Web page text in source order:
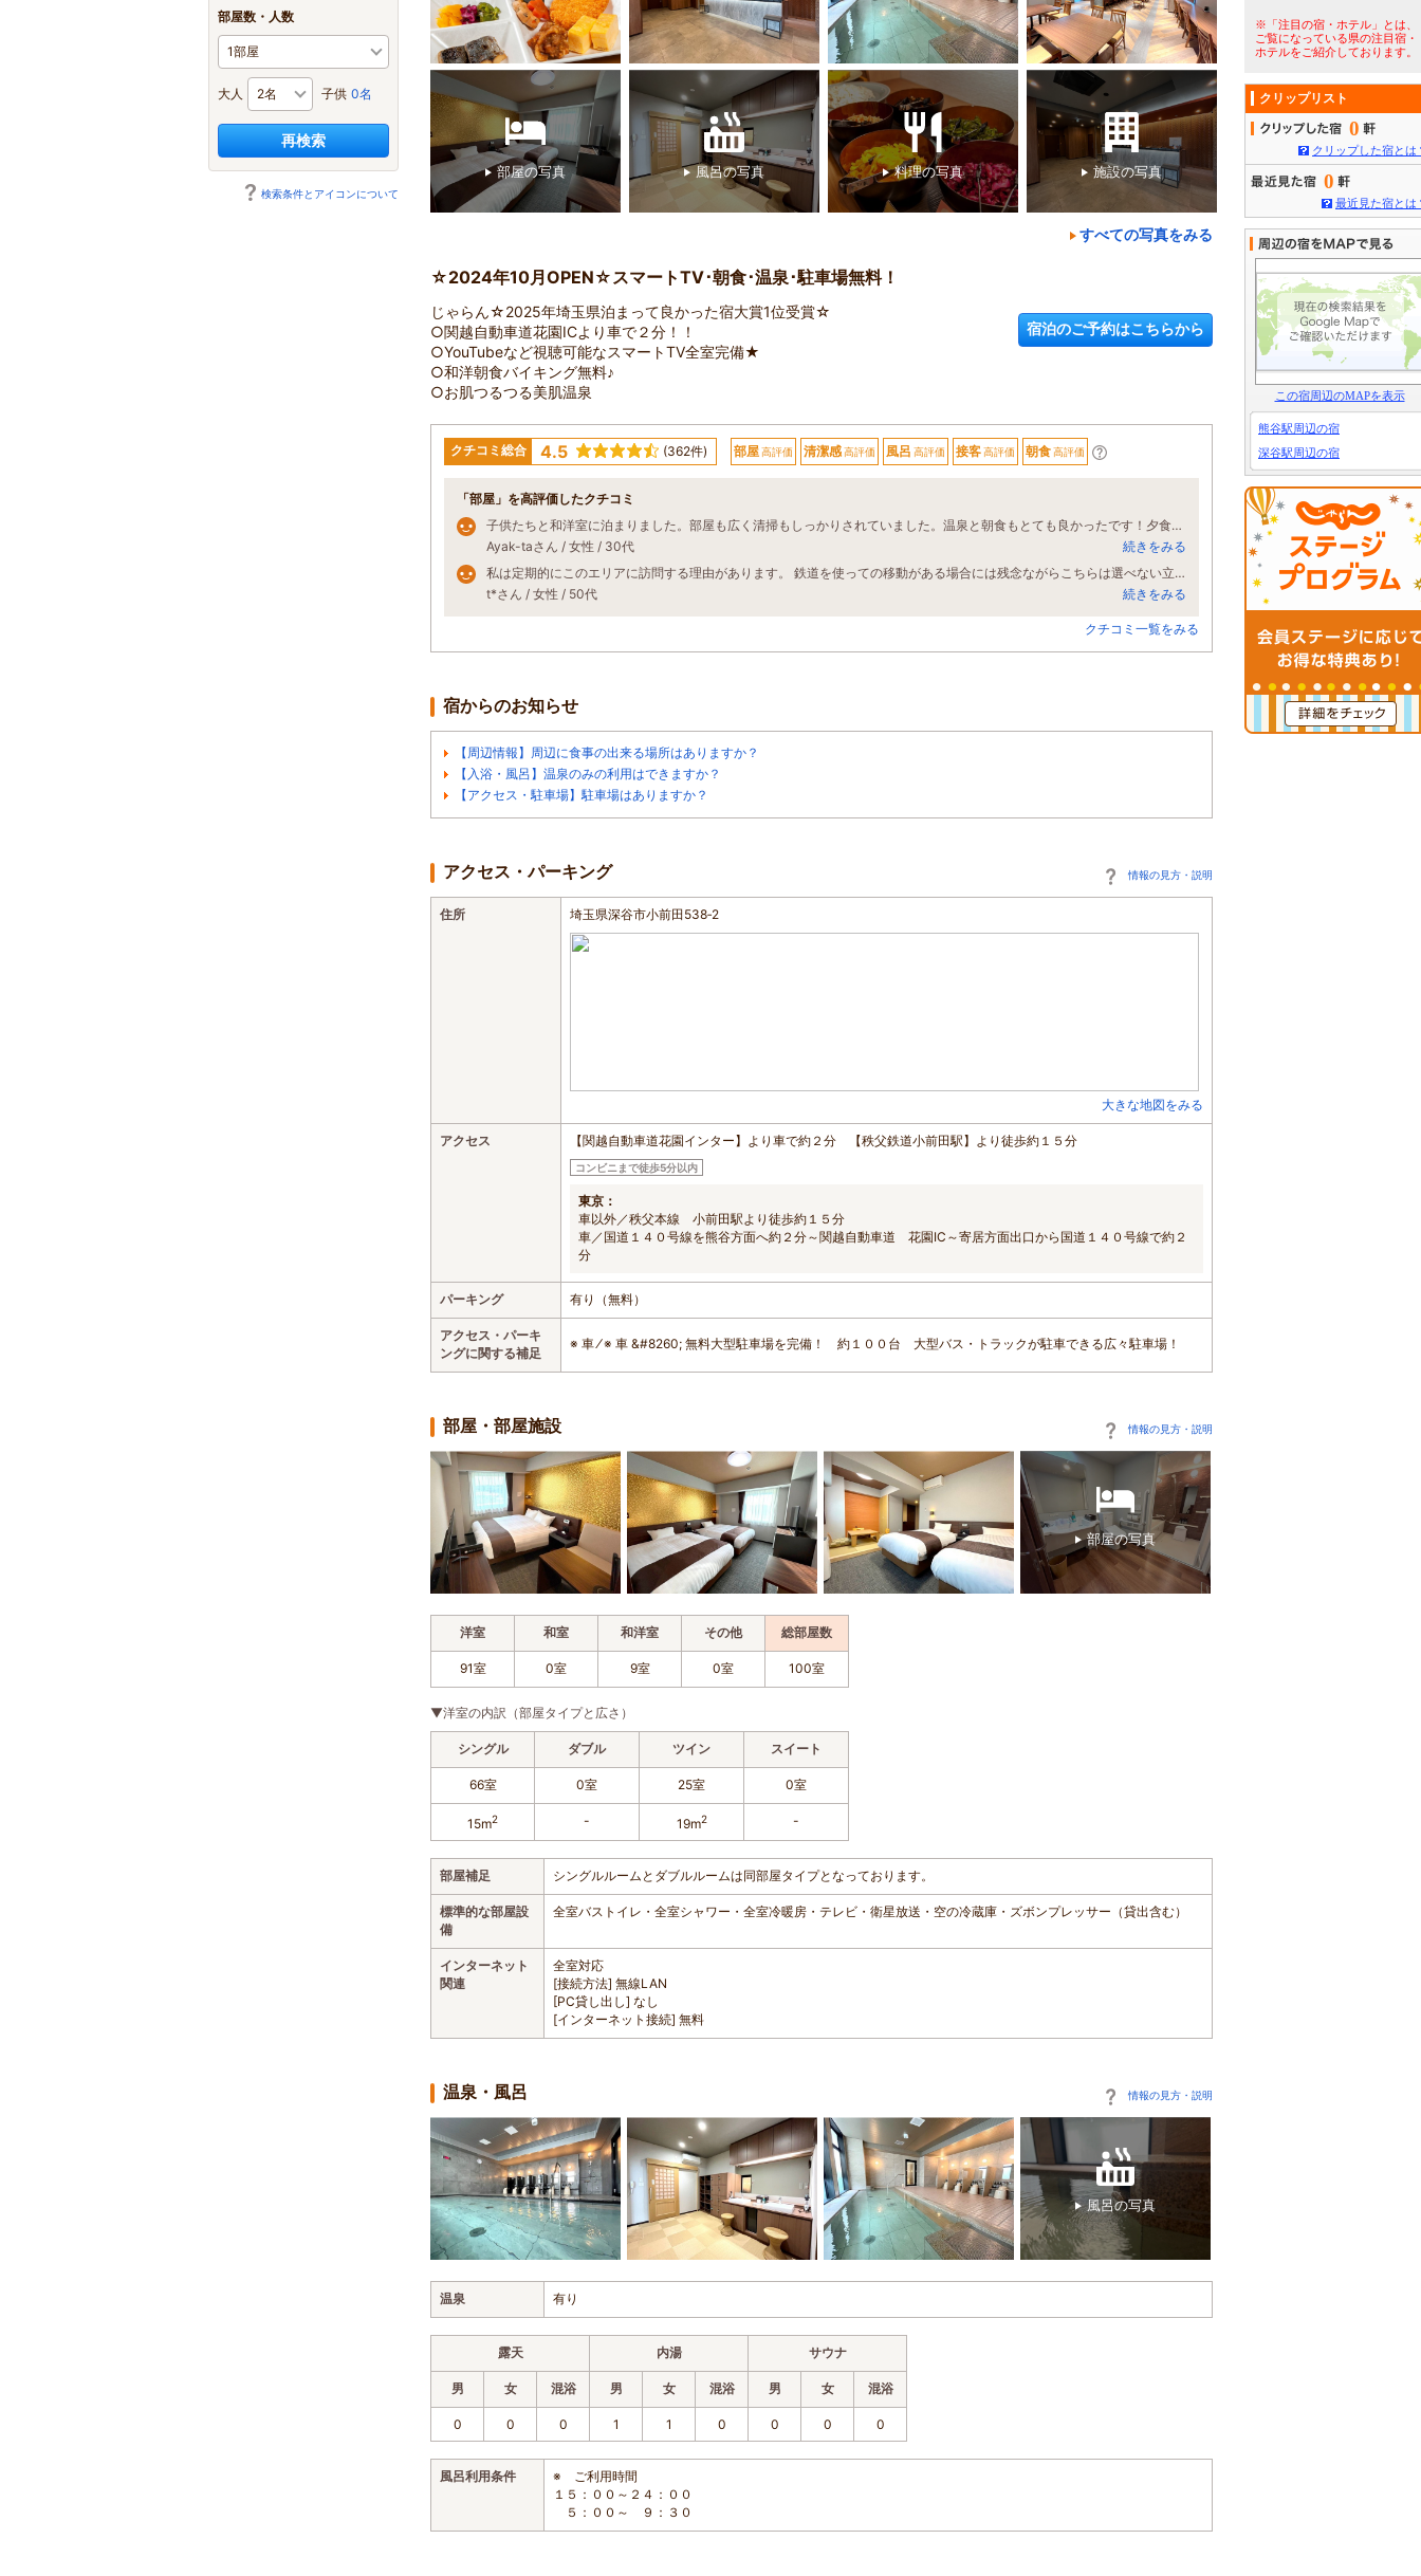
部屋数・人数
大人 子供 0名
再検索
検索条件とアイコンについて
部屋の写真 風呂の写真 料理の写真 施設の写真
すべての写真をみる
☆2024年10月OPEN☆スマートTV･朝食･温泉･駐車場無料！
じゃらん☆2025年埼玉県泊まって良かった宿大賞1位受賞☆
○関越自動車道花園ICより車で２分！！
○YouTubeなど視聴可能なスマートTV全室完備★
○和洋朝食バイキング無料♪
○お肌つるつる美肌温泉
宿泊のご予約はこちらから
クチコミ総合 4.5 (362件) 部屋高評価 清潔感高評価 風呂 高評価 接客高評価 朝食高評価
「部屋」を高評価したクチコミ
子供たちと和洋室に泊まりました。部屋も広く清掃もしっかりされていました。温泉と朝食もとても良かったです！夕食はホテルの目の前に何件かあります。地元で人気らしい岡州郭という焼肉屋さんとっても美味しかったのでオススメです。これでこのコスパは最高です、また機会があれば泊まりたいです。
Ayak-taさん / 女性 / 30代
続きをみる
私は定期的にこのエリアに訪問する理由があります。 鉄道を使っての移動がある場合には残念ながらこちらは選べない立地ですが、車移動の場合には最初に空室があるかチェックするホテルです。 なんと言ってもお湯がよいです。 そして清潔。加えて接客も丁寧。 それだけでもう100点ですのに。 今回は【毛布をお借りしたい】といういつもの要望はメッセージにてお伝えしていませんでしたが、部屋に入るとベッドの上に毛布が置いてありました。 常連に気遣いをしてくださったというわけです。 ハナホテルさんがあって良かったです。 何の用事もなくても泊まってみたいとも思えます。 これからもよろしくお願いします、とお伝えしたくなりました。
t*さん / 女性 / 50代
続きをみる
クチコミ一覧をみる
宿からのお知らせ
【周辺情報】周辺に食事の出来る場所はありますか？
【入浴・風呂】温泉のみの利用はできますか？
【アクセス・駐車場】駐車場はありますか？
アクセス・パーキング 情報の見方・説明
住所 埼玉県深谷市小前田538‐2
大きな地図をみる
アクセス 【関越自動車道花園インター】より車で約２分 【秩父鉄道小前田駅】より徒歩約１５分
コンビニまで徒歩5分以内
東京：
車以外／秩父本線 小前田駅より徒歩約１５分
車／国道１４０号線を熊谷方面へ約２分～関越自動車道 花園IC～寄居方面出口から国道１４０号線で約２
分
パーキング 有り（無料）
アクセス・パーキ
ングに関する補足
※ 車 ⁄ ※ 車 &#8260; 無料大型駐車場を完備！ 約１００台 大型バス・トラックが駐車できる広々駐車場！
部屋・部屋施設 情報の見方・説明
部屋の写真
洋室 和室 和洋室 その他 総部屋数
91室 0室 9室 0室 100室
▼洋室の内訳（部屋タイプと広さ）
シングル ダブル ツイン スイート
66室 0室 25室 0室
15m2 - 19m2 -
部屋補足 シングルルームとダブルルームは同部屋タイプとなっております。
標準的な部屋設
備
全室バストイレ・全室シャワー・全室冷暖房・テレビ・衛星放送・空の冷蔵庫・ズボンプレッサー（貸出含む）
インターネット
関連
全室対応
[接続方法] 無線LAN
[PC貸し出し] なし
[インターネット接続] 無料
温泉・風呂 情報の見方・説明
風呂の写真
温泉 有り
露天 内湯 サウナ
男 女 混浴 男 女 混浴 男 女 混浴
0 0 0 1 1 0 0 0 0
風呂利用条件
※ ご利用時間
１５：００～２４：００
５：００～ ９：３０
※「注目の宿・ホテル」とは、
ご覧になっている県の注目宿・
ホテルをご紹介しております。
クリップリスト
0
クリップした宿とは
0
最近見た宿とは
この宿周辺のMAPを表示
熊谷駅周辺の宿
深谷駅周辺の宿